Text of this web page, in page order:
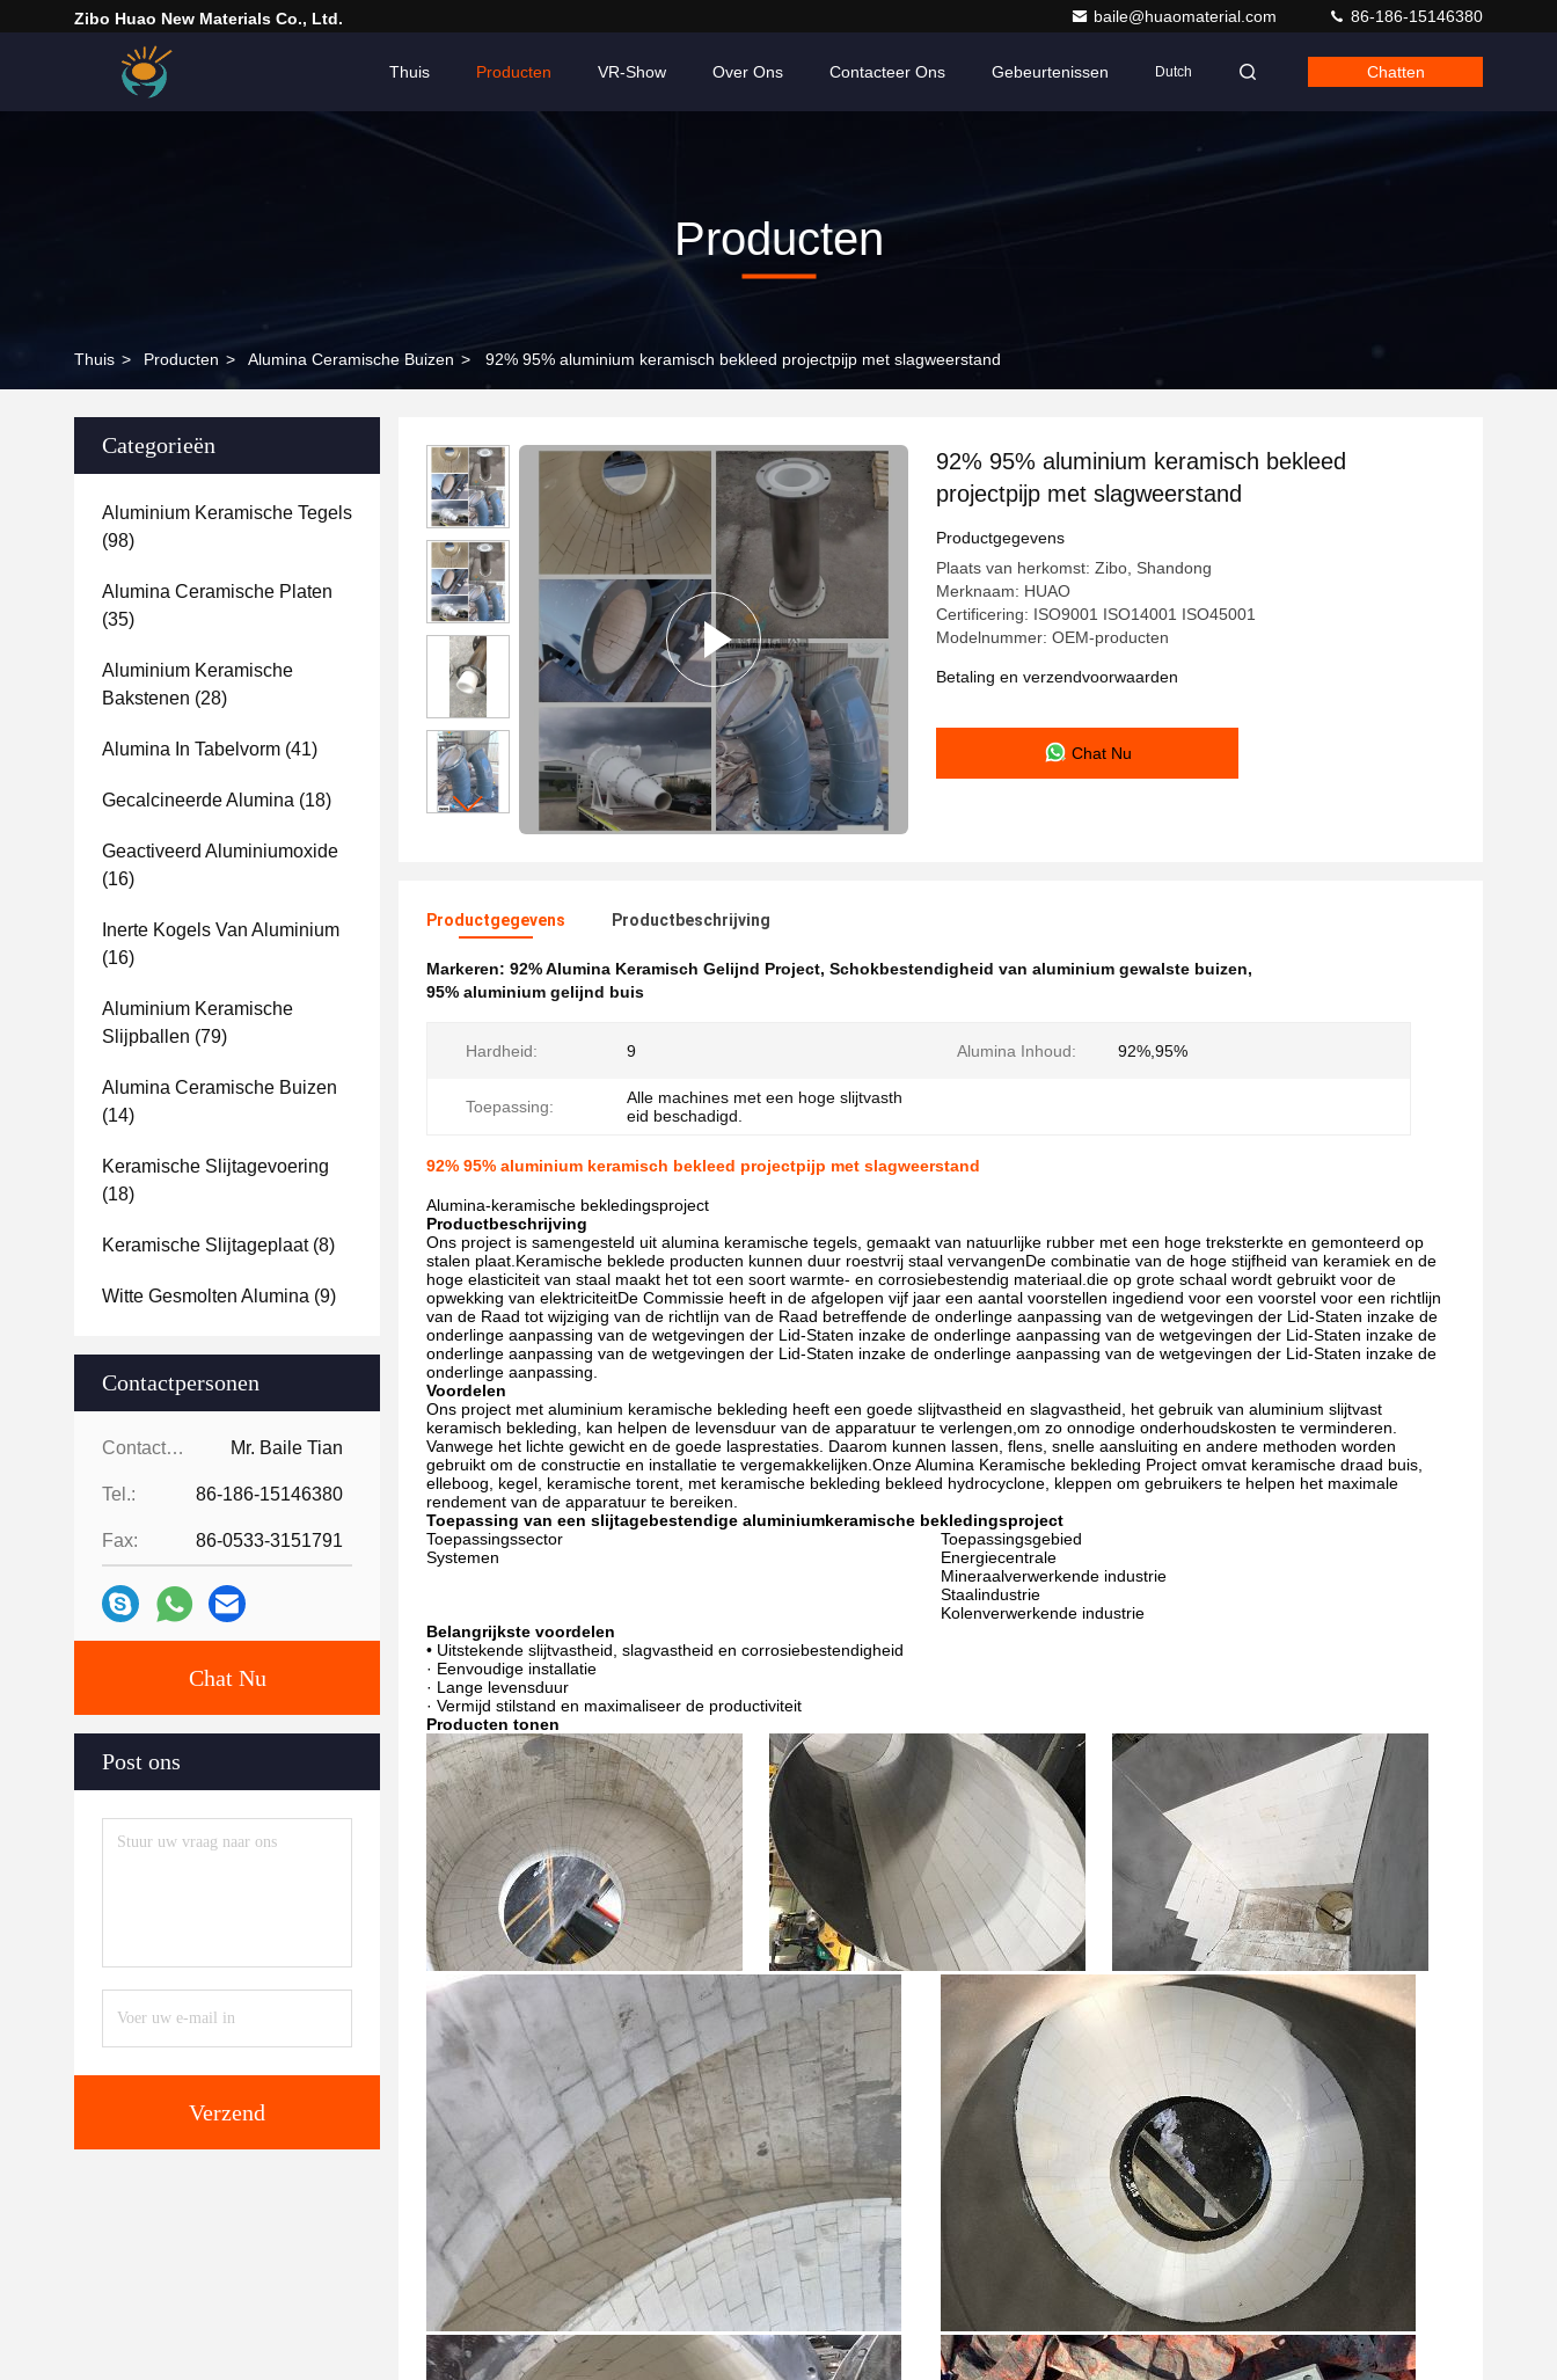
Zibo Huao New Materials Co., Ltd. baile@huaomaterial.com 86-186-15146380
Thuis Producten VR-Show Over Ons Contacteer Ons Gebeurtenissen Dutch Chatten
Producten
Thuis > Producten > Alumina Ceramische Buizen > 92% 95% aluminium keramisch bekleed projectpijp met slagweerstand
Categorieën
Aluminium Keramische Tegels
(98)
Alumina Ceramische Platen
(35)
Aluminium Keramische
Bakstenen (28)
Alumina In Tabelvorm (41)
Gecalcineerde Alumina (18)
Geactiveerd Aluminiumoxide
(16)
Inerte Kogels Van Aluminium
(16)
Aluminium Keramische
Slijpballen (79)
Alumina Ceramische Buizen
(14)
Keramische Slijtagevoering
(18)
Keramische Slijtageplaat(8)
Witte Gesmolten Alumina (9)
Contactpersonen
Contactpersonen: Mr. Baile Tian
Tel.: 86-186-15146380
Fax: 86-0533-3151791
Chat Nu
Post ons
Verzend
92% 95% aluminium keramisch bekleed
projectpijp met slagweerstand
Productgegevens
Plaats van herkomst: Zibo, Shandong
Merknaam: HUAO
Certificering: ISO9001 ISO14001 ISO45001
Modelnummer: OEM-producten
Betaling en verzendvoorwaarden
Chat Nu
Productgegevens Productbeschrijving
Markeren: 92% Alumina Keramisch Gelijnd Project, Schokbestendigheid van aluminium gewalste buizen,
95% aluminium gelijnd buis
Hardheid: 9 Alumina Inhoud: 92%,95%
Toepassing:
Alle machines met een hoge slijtvasth
eid beschadigd.
92% 95% aluminium keramisch bekleed projectpijp met slagweerstand
Alumina-keramische bekledingsproject
Productbeschrijving
Ons project is samengesteld uit alumina keramische tegels, gemaakt van natuurlijke rubber met een hoge treksterkte en gemonteerd op
stalen plaat.Keramische beklede producten kunnen duur roestvrij staal vervangenDe combinatie van de hoge stijfheid van keramiek en de
hoge elasticiteit van staal maakt het tot een soort warmte- en corrosiebestendig materiaal.die op grote schaal wordt gebruikt voor de
opwekking van elektriciteitDe Commissie heeft in de afgelopen vijf jaar een aantal voorstellen ingediend voor een voorstel voor een richtlijn
van de Raad tot wijziging van de richtlijn van de Raad betreffende de onderlinge aanpassing van de wetgevingen der Lid-Staten inzake de
onderlinge aanpassing van de wetgevingen der Lid-Staten inzake de onderlinge aanpassing van de wetgevingen der Lid-Staten inzake de
onderlinge aanpassing van de wetgevingen der Lid-Staten inzake de onderlinge aanpassing van de wetgevingen der Lid-Staten inzake de
onderlinge aanpassing.
Voordelen
Ons project met aluminium keramische bekleding heeft een goede slijtvastheid en slagvastheid, het gebruik van aluminium slijtvast
keramisch bekleding, kan helpen de levensduur van de apparatuur te verlengen,om zo onnodige onderhoudskosten te verminderen.
Vanwege het lichte gewicht en de goede lasprestaties. Daarom kunnen lassen, flens, snelle aansluiting en andere methoden worden
gebruikt om de constructie en installatie te vergemakkelijken.Onze Alumina Keramische bekleding Project omvat keramische draad buis,
elleboog, kegel, keramische torent, met keramische bekleding bekleed hydrocyclone, kleppen om gebruikers te helpen het maximale
rendement van de apparatuur te bereiken.
Toepassing van een slijtagebestendige aluminiumkeramische bekledingsproject
Toepassingssector
Toepassingsgebied
Systemen
Energiecentrale
Mineraalverwerkende industrie
Staalindustrie
Kolenverwerkende industrie
Belangrijkste voordelen
• Uitstekende slijtvastheid, slagvastheid en corrosiebestendigheid
· Eenvoudige installatie
· Lange levensduur
· Vermijd stilstand en maximaliseer de productiviteit
Producten tonen